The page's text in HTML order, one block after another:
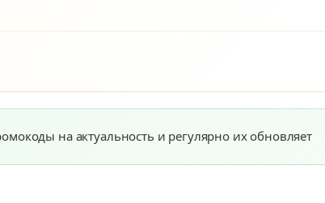
на актуальность и регулярно их обновляет